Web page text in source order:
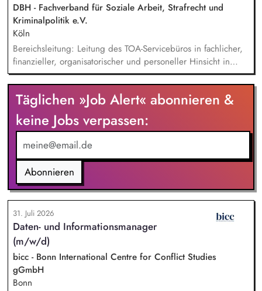
DBH - Fachverband für Soziale Arbeit, Strafrecht und
Kriminalpolitik e.V.
Köln
Bereichsleitung: Leitung des TOA-Servicebüros in fachlicher,
finanzieller, organisatorischer und personeller Hinsicht in
Abstimmung mit der Geschäftsführung. Teamführung:
Personalverantwortung für zwei Mitarbeitende. Strategische
Organisationsentwicklung: Sie verantworten die strategische
und organisatorische Weiterentwicklung des TOA-
Servicebüros in den Bereichen Fortbildung, Information und
Qualitätssicherung. Projektmanagement: Verantwortliche
Planung, Budgetierung und Projektcontrolling im Rahmen
von öffentlichen Zuwendungen.
Täglichen »Job Alert« abonnieren &
keine Jobs verpassen:
Abonnieren
31. Juli 2026
Daten- und Informationsmanager
(m/w/d)
bicc - Bonn International Centre for Conflict Studies
gGmbH
Bonn